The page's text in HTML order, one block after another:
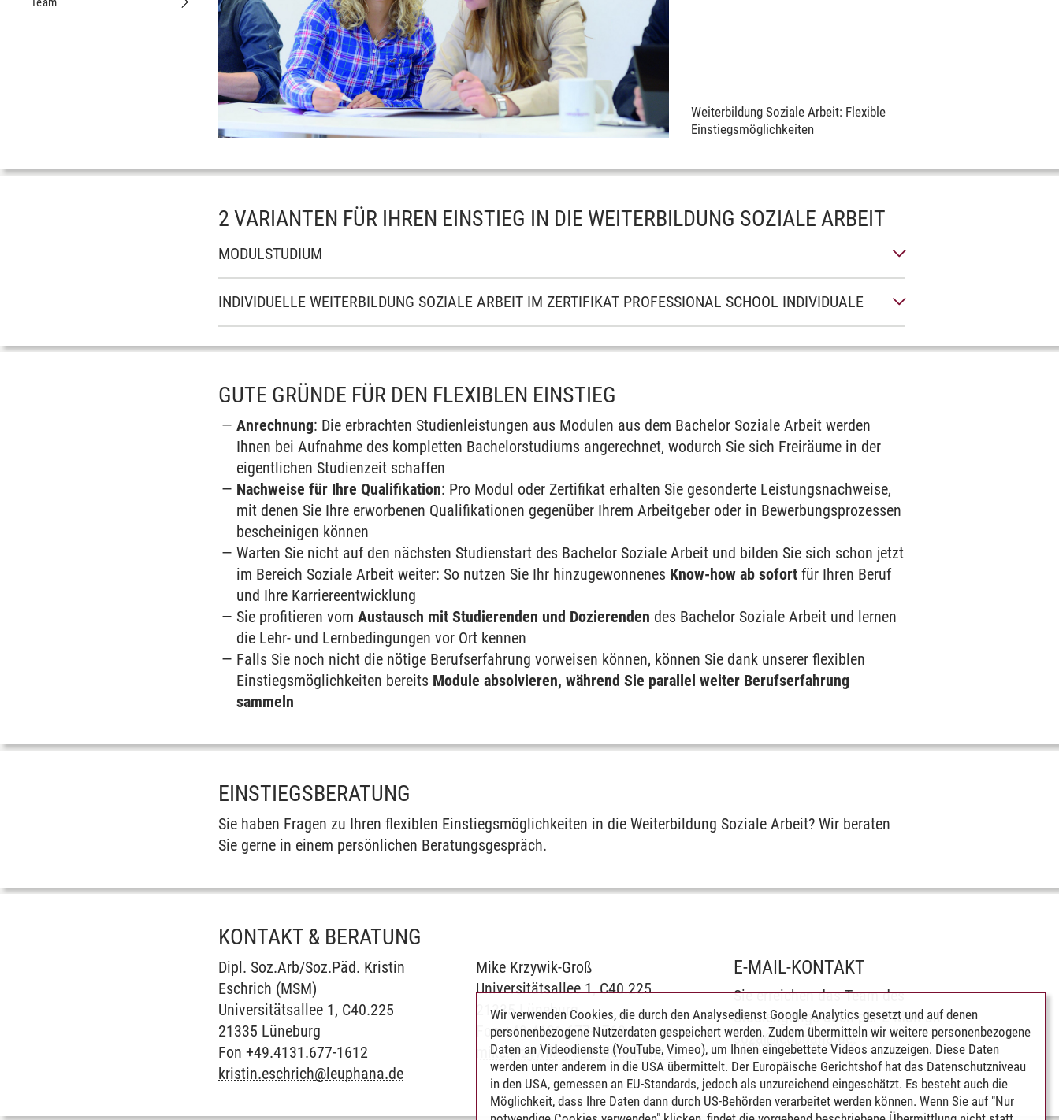
Untermenu Team
Weiterbildung Soziale Arbeit: Flexible
Einstiegsmöglichkeiten
2 VARIANTEN FÜR IHREN EINSTIEG IN DIE WEITERBILDUNG SOZIALE ARBEIT
MODULSTUDIUM
INDIVIDUELLE WEITERBILDUNG SOZIALE ARBEIT IM ZERTIFIKAT PROFESSIONAL SCHOOL INDIVIDUALE
GUTE GRÜNDE FÜR DEN FLEXIBLEN EINSTIEG
Anrechnung: Die erbrachten Studienleistungen aus Modulen aus dem Bachelor Soziale Arbeit werden
Ihnen bei Aufnahme des kompletten Bachelorstudiums angerechnet, wodurch Sie sich Freiräume in der
eigentlichen Studienzeit schaffen
Nachweise für Ihre Qualifikation: Pro Modul oder Zertifikat erhalten Sie gesonderte Leistungsnachweise,
mit denen Sie Ihre erworbenen Qualifikationen gegenüber Ihrem Arbeitgeber oder in Bewerbungsprozessen
bescheinigen können
Warten Sie nicht auf den nächsten Studienstart des Bachelor Soziale Arbeit und bilden Sie sich schon jetzt
im Bereich Soziale Arbeit weiter: So nutzen Sie Ihr hinzugewonnenes Know-how ab sofortfür Ihren Beruf
und Ihre Karriereentwicklung
Sie profitieren vom Austausch mit Studierenden und Dozierenden des Bachelor Soziale Arbeit und lernen
die Lehr- und Lernbedingungen vor Ort kennen
Falls Sie noch nicht die nötige Berufserfahrung vorweisen können, können Sie dank unserer flexiblen
Einstiegsmöglichkeiten bereits Module absolvieren, während Sie parallel weiter Berufserfahrung
sammeln
EINSTIEGSBERATUNG
Sie haben Fragen zu Ihren flexiblen Einstiegsmöglichkeiten in die Weiterbildung Soziale Arbeit? Wir beraten
Sie gerne in einem persönlichen Beratungsgespräch.
KONTAKT & BERATUNG
Dipl. Soz.Arb/Soz.Päd. Kristin
Eschrich (MSM)
Universitätsallee 1, C40.225
21335 Lüneburg
Fon +49.4131.677-1612
kristin.eschrich@leuphana.de
Mike Krzywik-Groß
Universitätsallee 1, C40.225
21335 Lüneburg
Fon +49.4131.677-1768
mike.krzywik-gross@leuphana.de
E-MAIL-KONTAKT
Sie erreichen das Team des
Studiengangs auch per E-Mail an
soza@leuphana.de.
Wir verwenden Cookies, die durch den Analysedienst Google Analytics gesetzt und auf denen
personenbezogene Nutzerdaten gespeichert werden. Zudem übermitteln wir weitere personenbezogene
Daten an Videodienste (YouTube, Vimeo), um Ihnen eingebettete Videos anzuzeigen. Diese Daten
werden unter anderem in die USA übermittelt. Der Europäische Gerichtshof hat das Datenschutzniveau
in den USA, gemessen an EU-Standards, jedoch als unzureichend eingeschätzt. Es besteht auch die
Möglichkeit, dass Ihre Daten dann durch US-Behörden verarbeitet werden können. Wenn Sie auf "Nur